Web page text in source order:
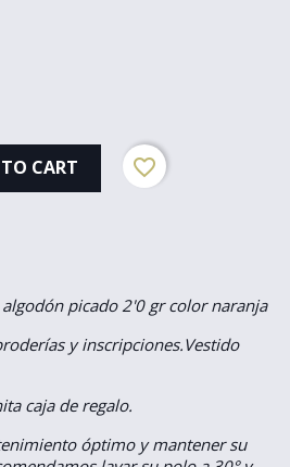
CART favorite_border
picado 2'0 gr color naranja
y inscripciones.Vestido
caja de regalo.
óptimo y mantener su